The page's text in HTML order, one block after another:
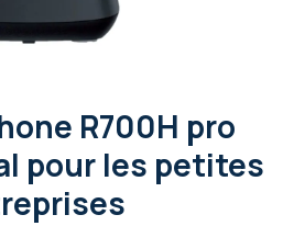
R700H pro
pour les petites